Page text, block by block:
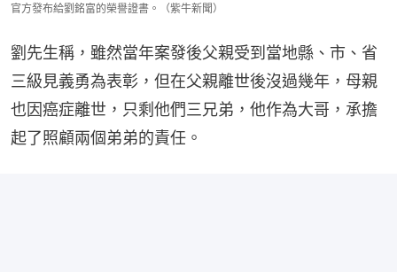
官方發布給劉銘富的榮譽證書。（紫牛新聞）
劉先生稱，雖然當年案發後父親受到當地縣、市、省
三級見義勇為表彰，但在父親離世後沒過幾年，母親
也因癌症離世，只剩他們三兄弟，他作為大哥，承擔
起了照顧兩個弟弟的責任。